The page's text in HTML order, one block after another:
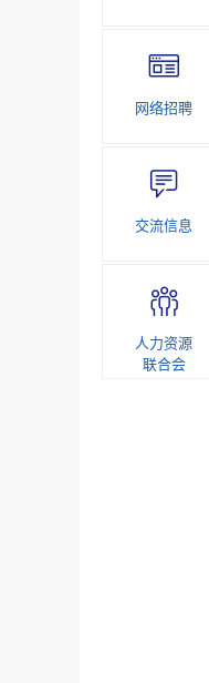
网络招聘
交流信息
人力资源
联合会